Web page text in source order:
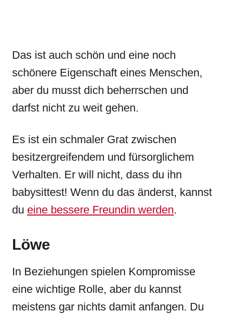
Das ist auch schön und eine noch
schönere Eigenschaft eines Menschen,
aber du musst dich beherrschen und
darfst nicht zu weit gehen.
Es ist ein schmaler Grat zwischen
besitzergreifendem und fürsorglichem
Verhalten. Er will nicht, dass du ihn
babysittest! Wenn du das änderst, kannst
du eine bessere Freundin werden.
Löwe
In Beziehungen spielen Kompromisse
eine wichtige Rolle, aber du kannst
meistens gar nichts damit anfangen. Du